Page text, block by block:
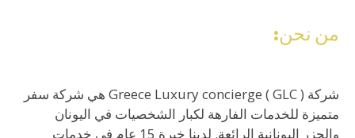
من نحن:
شركة Greece Luxury concierge ( GLC ) هي شركة سفر
متميزة للخدمات الفارهة لكبار الشخصيات في اليونان
والجزر اليونانية الرائعة. لدينا خبرة 15 عام في خدمات